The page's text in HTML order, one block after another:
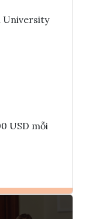
USD mỗi